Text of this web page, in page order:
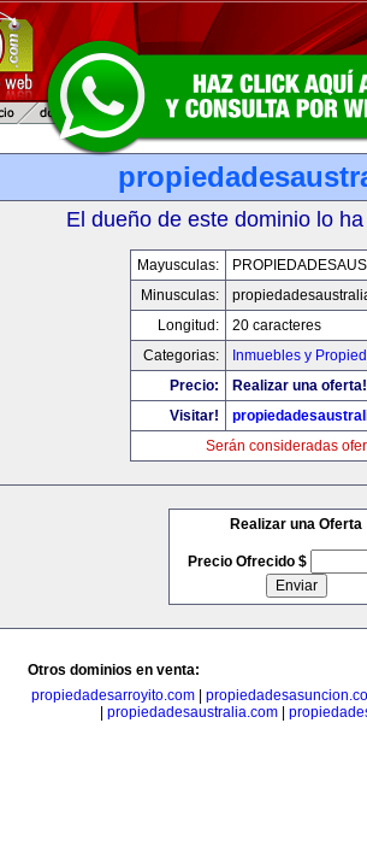
El dueño de este dominio lo
Mayusculas:
Minusculas:
Longitud:
20 caracteres
Categorias:
Inmuebles y
Precio:
Realizar una oferta!
Visitar!
Serán consideradas
Realizar una Oferta
Precio Ofrecido $
Otros dominios en venta:
propiedadesarroyito.com|
propiedadesaustralia.com